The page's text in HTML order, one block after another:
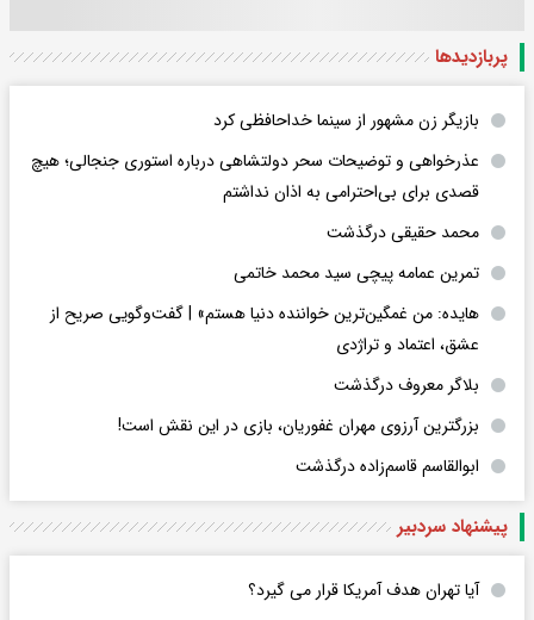
پربازدید‌ها
بازیگر زن مشهور از سینما خداحافظی کرد
عذرخواهی و توضیحات سحر دولتشاهی درباره استوری جنجالی؛ هیچ
قصدی برای بی‌احترامی به اذان نداشتم
محمد حقیقی درگذشت
تمرین عمامه پیچی سید محمد خاتمی
هایده: من غمگین‌ترین خواننده دنیا هستم» | گفت‌وگویی صریح از
عشق، اعتماد و تراژدی
بلاگر معروف درگذشت
بزرگترین آرزوی مهران غفوریان، بازی در این نقش است!
ابوالقاسم قاسم‌زاده درگذشت
پیشنهاد سردبیر
آیا تهران هدف آمریکا قرار می گیرد؟